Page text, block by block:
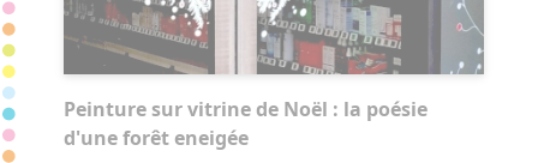
Peinture sur vitrine de Noël : la poésie
d'une forêt eneigée